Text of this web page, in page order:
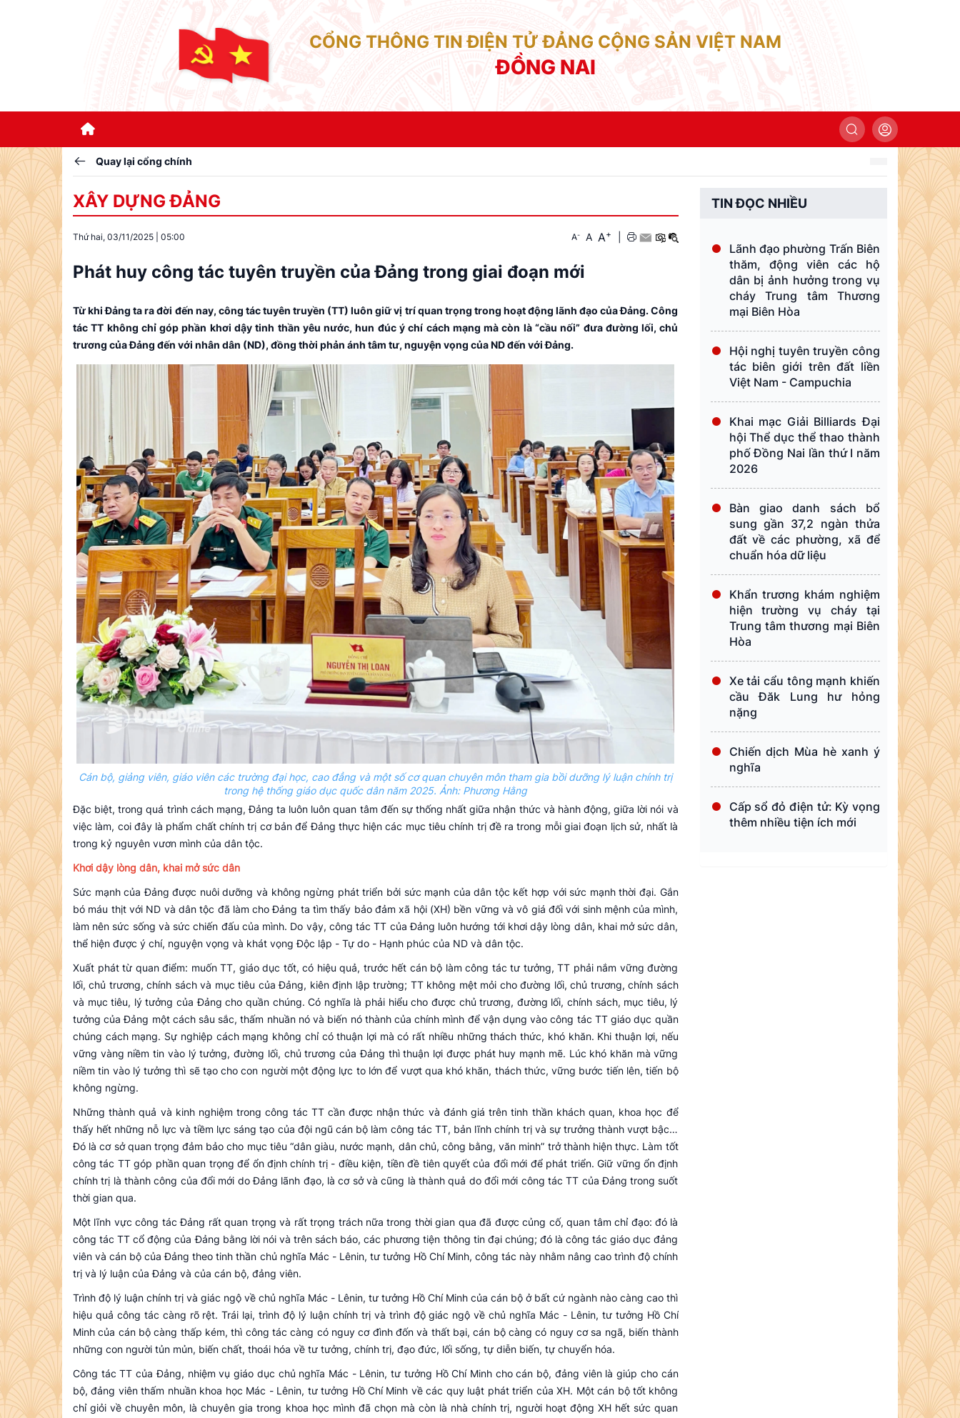
CỔNG THÔNG TIN ĐIỆN TỬ ĐẢNG CỘNG SẢN VIỆT NAM
ĐỒNG NAI
Quay lại cổng chính
XÂY DỰNG ĐẢNG
Thứ hai, 03/11/2025 05:00 A- A A+
Phát huy công tác tuyên truyền của Đảng trong giai đoạn mới
Từ khi Đảng ta ra đời đến nay, công tác tuyên truyền (TT) luôn giữ vị trí quan trọng trong hoạt động lãnh đạo của Đảng. Công
tác TT không chỉ góp phần khơi dậy tinh thần yêu nước, hun đúc ý chí cách mạng mà còn là “cầu nối” đưa đường lối, chủ
trương của Đảng đến với nhân dân (ND), đồng thời phản ánh tâm tư, nguyện vọng của ND đến với Đảng.
Cán bộ, giảng viên, giáo viên các trường đại học, cao đẳng và một số cơ quan chuyên môn tham gia bồi dưỡng lý luận chính trị
trong hệ thống giáo dục quốc dân năm 2025. Ảnh: Phương Hằng
Đặc biệt, trong quá trình cách mạng, Đảng ta luôn luôn quan tâm đến sự thống nhất giữa nhận thức và hành động, giữa lời nói và
việc làm, coi đây là phẩm chất chính trị cơ bản để Đảng thực hiện các mục tiêu chính trị đề ra trong mỗi giai đoạn lịch sử, nhất là
trong kỷ nguyên vươn mình của dân tộc.
Khơi dậy lòng dân, khai mở sức dân
Sức mạnh của Đảng được nuôi dưỡng và không ngừng phát triển bởi sức mạnh của dân tộc kết hợp với sức mạnh thời đại. Gắn
bó máu thịt với ND và dân tộc đã làm cho Đảng ta tìm thấy bảo đảm xã hội (XH) bền vững và vô giá đối với sinh mệnh của mình,
làm nên sức sống và sức chiến đấu của mình. Do vậy, công tác TT của Đảng luôn hướng tới khơi dậy lòng dân, khai mở sức dân,
thể hiện được ý chí, nguyện vọng và khát vọng Độc lập - Tự do - Hạnh phúc của ND và dân tộc.
Xuất phát từ quan điểm: muốn TT, giáo dục tốt, có hiệu quả, trước hết cán bộ làm công tác tư tưởng, TT phải nắm vững đường
lối, chủ trương, chính sách và mục tiêu của Đảng, kiên định lập trường; TT không mệt mỏi cho đường lối, chủ trương, chính sách
và mục tiêu, lý tưởng của Đảng cho quần chúng. Có nghĩa là phải hiểu cho được chủ trương, đường lối, chính sách, mục tiêu, lý
tưởng của Đảng một cách sâu sắc, thấm nhuần nó và biến nó thành của chính mình để vận dụng vào công tác TT giáo dục quần
chúng cách mạng. Sự nghiệp cách mạng không chỉ có thuận lợi mà có rất nhiều những thách thức, khó khăn. Khi thuận lợi, nếu
vững vàng niềm tin vào lý tưởng, đường lối, chủ trương của Đảng thì thuận lợi được phát huy mạnh mẽ. Lúc khó khăn mà vững
niềm tin vào lý tưởng thì sẽ tạo cho con người một động lực to lớn để vượt qua khó khăn, thách thức, vững bước tiến lên, tiến bộ
không ngừng.
Những thành quả và kinh nghiệm trong công tác TT cần được nhận thức và đánh giá trên tinh thần khách quan, khoa học để
thấy hết những nỗ lực và tiềm lực sáng tạo của đội ngũ cán bộ làm công tác TT, bản lĩnh chính trị và sự trưởng thành vượt bậc…
Đó là cơ sở quan trọng đảm bảo cho mục tiêu “dân giàu, nước mạnh, dân chủ, công bằng, văn minh” trở thành hiện thực. Làm tốt
công tác TT góp phần quan trọng để ổn định chính trị - điều kiện, tiền đề tiên quyết của đổi mới để phát triển. Giữ vững ổn định
chính trị là thành công của đổi mới do Đảng lãnh đạo, là cơ sở và cũng là thành quả do đổi mới công tác TT của Đảng trong suốt
thời gian qua.
Một lĩnh vực công tác Ðảng rất quan trọng và rất trọng trách nữa trong thời gian qua đã được củng cố, quan tâm chỉ đạo: đó là
công tác TT cổ động của Đảng bằng lời nói và trên sách báo, các phương tiện thông tin đại chúng; đó là công tác giáo dục đảng
viên và cán bộ của Ðảng theo tinh thần chủ nghĩa Mác - Lênin, tư tưởng Hồ Chí Minh, công tác này nhằm nâng cao trình độ chính
trị và lý luận của Đảng và của cán bộ, đảng viên.
Trình độ lý luận chính trị và giác ngộ về chủ nghĩa Mác - Lênin, tư tưởng Hồ Chí Minh của cán bộ ở bất cứ ngành nào càng cao thì
hiệu quả công tác càng rõ rệt. Trái lại, trình độ lý luận chính trị và trình độ giác ngộ về chủ nghĩa Mác - Lênin, tư tưởng Hồ Chí
Minh của cán bộ càng thấp kém, thì công tác càng có nguy cơ đình đốn và thất bại, cán bộ càng có nguy cơ sa ngã, biến thành
những con người tủn mủn, biến chất, thoái hóa về tư tưởng, chính trị, đạo đức, lối sống, tự diễn biến, tự chuyển hóa.
Công tác TT của Đảng, nhiệm vụ giáo dục chủ nghĩa Mác - Lênin, tư tưởng Hồ Chí Minh cho cán bộ, đảng viên là giúp cho cán
bộ, đảng viên thấm nhuần khoa học Mác - Lênin, tư tưởng Hồ Chí Minh về các quy luật phát triển của XH. Một cán bộ tốt không
chỉ giỏi về chuyên môn, là chuyên gia trong khoa học mình đã chọn mà còn là nhà chính trị, người hoạt động XH hết sức quan
TIN ĐỌC NHIỀU
Lãnh đạo phường Trấn Biên
thăm, động viên các hộ
dân bị ảnh hưởng trong vụ
cháy Trung tâm Thương
mại Biên Hòa
Hội nghị tuyên truyền công
tác biên giới trên đất liền
Việt Nam - Campuchia
Khai mạc Giải Billiards Đại
hội Thể dục thể thao thành
phố Đồng Nai lần thứ I năm
2026
Bàn giao danh sách bổ
sung gần 37,2 ngàn thửa
đất về các phường, xã để
chuẩn hóa dữ liệu
Khẩn trương khám nghiệm
hiện trường vụ cháy tại
Trung tâm thương mại Biên
Hòa
Xe tải cẩu tông mạnh khiến
cầu Đăk Lung hư hỏng
nặng
Chiến dịch Mùa hè xanh ý
nghĩa
Cấp sổ đỏ điện tử: Kỳ vọng
thêm nhiều tiện ích mới